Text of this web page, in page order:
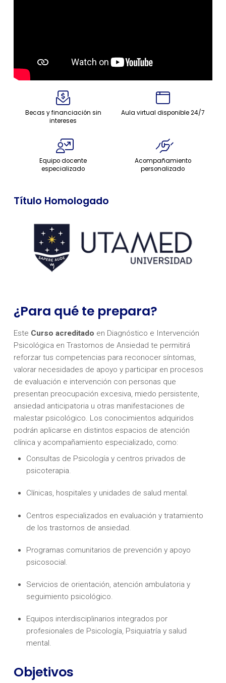
Becas y financiación sin
intereses
Aula virtual disponible 24/7
Equipo docente
especializado
Acompañamiento
personalizado
Título Homologado
¿Para qué te prepara?
Este Curso acreditado en Diagnóstico e Intervención
Psicológica en Trastornos de Ansiedad te permitirá
reforzar tus competencias para reconocer síntomas,
valorar necesidades de apoyo y participar en procesos
de evaluación e intervención con personas que
presentan preocupación excesiva, miedo persistente,
ansiedad anticipatoria u otras manifestaciones de
malestar psicológico. Los conocimientos adquiridos
podrán aplicarse en distintos espacios de atención
clínica y acompañamiento especializado, como:
Consultas de Psicología y centros privados de
psicoterapia.
Clínicas, hospitales y unidades de salud mental.
Centros especializados en evaluación y tratamiento
de los trastornos de ansiedad.
Programas comunitarios de prevención y apoyo
psicosocial.
Servicios de orientación, atención ambulatoria y
seguimiento psicológico.
Equipos interdisciplinarios integrados por
profesionales de Psicología, Psiquiatría y salud
mental.
Objetivos